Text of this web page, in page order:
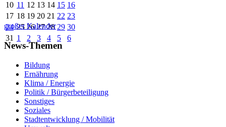
10 11 12 13 14 15 16
17 18 19 20 21 22 23
24 25 26 27 28 29 30
31 1 2 3 4 5 6
großer Kalender
News-Themen
Bildung
Ernährung
Klima / Energie
Politik / Bürgerbeteiligung
Sonstiges
Soziales
Stadtentwicklung / Mobilität